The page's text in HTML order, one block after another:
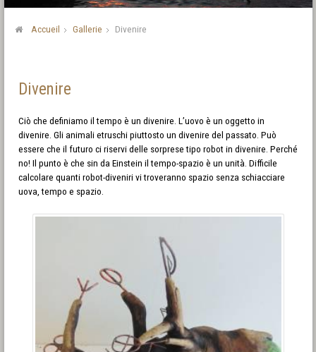
Accueil Gallerie Divenire
Divenire
Ciò che definiamo il tempo è un divenire. L’uovo è un oggetto in
divenire. Gli animali etruschi piuttosto un divenire del passato. Può
essere che il futuro ci riservi delle sorprese tipo robot in divenire. Perché
no! Il punto è che sin da Einstein il tempo-spazio è un unità. Difficile
calcolare quanti robot-diveniri vi troveranno spazio senza schiacciare
uova, tempo e spazio.